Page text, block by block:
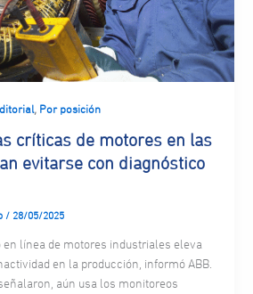
, Por posición
críticas de motores en las
evitarse con diagnóstico
/ 28/05/2025
en línea de motores industriales eleva
en la producción, informó ABB.
aún usa los monitoreos